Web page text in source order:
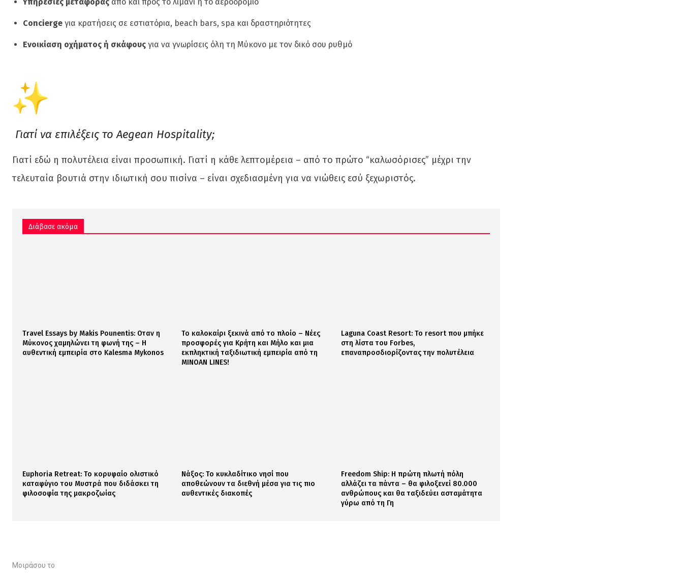
Concierge για κρατήσεις σε εστιατόρια, beach bars, spa και δραστηριότητες
Ενοικίαση οχήματος ή σκάφους για να γνωρίσεις όλη τη Μύκονο με τον δικό σου ρυθμό
Γιατί να επιλέξεις το Aegean Hospitality;
Γιατί εδώ η πολυτέλεια είναι προσωπική. Γιατί η κάθε λεπτομέρεια – από το πρώτο “καλωσόρισες” μέχρι την
τελευταία βουτιά στην ιδιωτική σου πισίνα – είναι σχεδιασμένη για να νιώθεις εσύ ξεχωριστός.
Διάβασε ακόμα
Travel Essays by Makis Pοunentis: Οταν η
Μύκονος χαμηλώνει τη φωνή της – Η
αυθεντική εμπειρία στο Kalesma Mykonos
Το καλοκαίρι ξεκινά από το πλοίο – Νέες
προσφορές για Κρήτη και Μήλο και μια
εκπληκτική ταξιδιωτική εμπειρία από τη
MINOAN LINES!
Laguna Coast Resort: Το resort που μπήκε
στη λίστα του Forbes,
επαναπροσδιορίζοντας την πολυτέλεια
Euphoria Retreat: Το κορυφαίο ολιστικό
καταφύγιο του Μυστρά που διδάσκει τη
φιλοσοφία της μακροζωίας
Νάξος: Το κυκλαδίτικο νησί που
αποθεώνουν τα διεθνή μέσα για τις πιο
αυθεντικές διακοπές
Freedom Ship: Η πρώτη πλωτή πόλη
αλλάζει τα πάντα – θα φιλοξενεί 80.000
ανθρώπους και θα ταξιδεύει ασταμάτητα
γύρω από τη Γη
Μοιράσου το